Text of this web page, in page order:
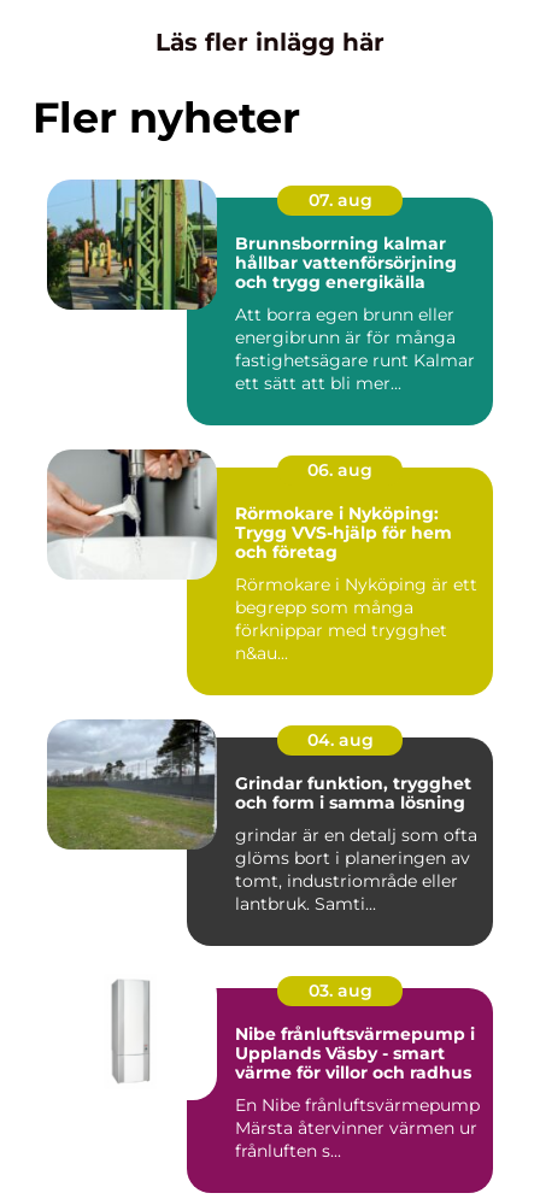
Läs fler inlägg här
Fler nyheter
07. aug
Brunnsborrning kalmar
hållbar vattenförsörjning
och trygg energikälla
Att borra egen brunn eller
energibrunn är för många
fastighetsägare runt Kalmar
ett sätt att bli mer...
06. aug
Rörmokare i Nyköping:
Trygg VVS-hjälp för hem
och företag
Rörmokare i Nyköping är ett
begrepp som många
förknippar med trygghet
n&au...
04. aug
Grindar funktion, trygghet
och form i samma lösning
grindar är en detalj som ofta
glöms bort i planeringen av
tomt, industriområde eller
lantbruk. Samti...
03. aug
Nibe frånluftsvärmepump i
Upplands Väsby - smart
värme för villor och radhus
En Nibe frånluftsvärmepump
Märsta återvinner värmen ur
frånluften s...